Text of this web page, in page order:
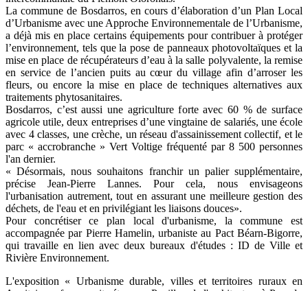
La commune de Bosdarros, en cours d’élaboration d’un Plan Local
d’Urbanisme avec une Approche Environnementale de l’Urbanisme,
a déjà mis en place certains équipements pour contribuer à protéger
l’environnement, tels que la pose de panneaux photovoltaïques et la
mise en place de récupérateurs d’eau à la salle polyvalente, la remise
en service de l’ancien puits au cœur du village afin d’arroser les
fleurs, ou encore la mise en place de techniques alternatives aux
traitements phytosanitaires.
Bosdarros, c’est aussi une agriculture forte avec 60 % de surface
agricole utile, deux entreprises d’une vingtaine de salariés, une école
avec 4 classes, une crèche, un réseau d'assainissement collectif, et le
parc « accrobranche » Vert Voltige fréquenté par 8 500 personnes
l'an dernier.
« Désormais, nous souhaitons franchir un palier supplémentaire,
précise Jean-Pierre Lannes. Pour cela, nous envisageons
l'urbanisation autrement, tout en assurant une meilleure gestion des
déchets, de l'eau et en privilégiant les liaisons douces».
Pour concrétiser ce plan local d'urbanisme, la commune est
accompagnée par Pierre Hamelin, urbaniste au Pact Béarn-Bigorre,
qui travaille en lien avec deux bureaux d'études : ID de Ville et
Rivière Environnement.
L'exposition « Urbanisme durable, villes et territoires ruraux en